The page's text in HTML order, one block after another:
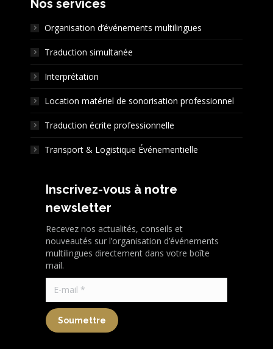
new
window
new
window
new
window
Nos services
Organisation d’événements multilingues
Traduction simultanée
Interprétation
Location matériel de sonorisation professionnel
Traduction écrite professionnelle
Transport & Logistique Événementielle
Inscrivez-vous à notre
newsletter
Recevez nos actualités, conseils et
nouveautés sur l’organisation d’événements
multilingues directement dans votre boîte
mail.
E-mail *
Soumettre